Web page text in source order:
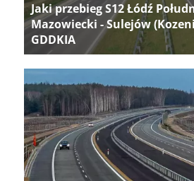
Jaki przebieg S12 Łódź
Mazowiecki - Sulejów
GDDKIA